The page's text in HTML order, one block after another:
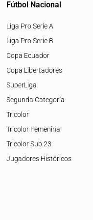
Fútbol Nacional
Liga Pro Serie A
Liga Pro Serie B
Copa Ecuador
Copa Libertadores
SuperLiga
Segunda Categoría
Tricolor
Tricolor Femenina
Tricolor Sub 23
Jugadores Históricos